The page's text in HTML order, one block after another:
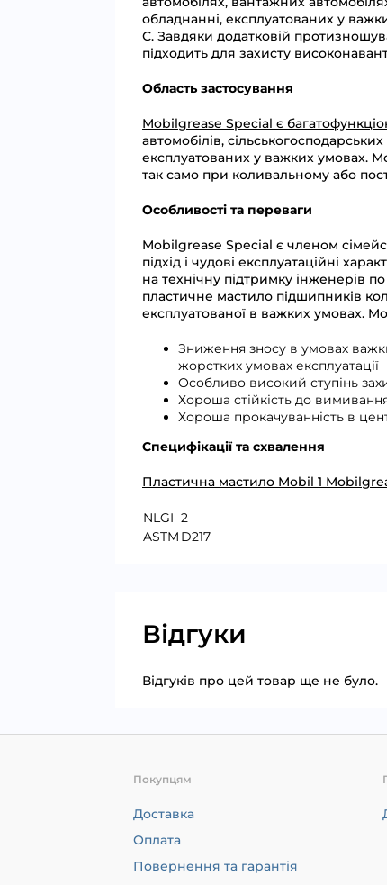
обладнанні, експлуатованих у
С. Завдяки додатковій
підходить для захисту
Область застосування
Mobilgrease Special є
автомобілів,
експлуатованих у важких умовах.
так само при коливальному або
Особливості та переваги
Mobilgrease Special є членом
підхід і чудові експлуатаційні
на технічну підтримку інженерів
пластичне мастило підшипників
експлуатованої в важких умовах.
Зниження зносу в умовах
жорстких умовах експлуатації
Особливо високий ступінь
Хороша стійкість до
Хороша прокачуванність в
Специфікації та схвалення
Пластична мастило Mobil 1
NLGI 2
ASTM D217
Відгуки
Відгуків про цей товар ще не було.
Покупцям
Доставка
Оплата
Повернення та гарантія